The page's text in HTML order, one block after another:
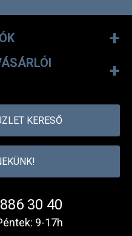
+
+
KERESŐ
30 40
9-17h